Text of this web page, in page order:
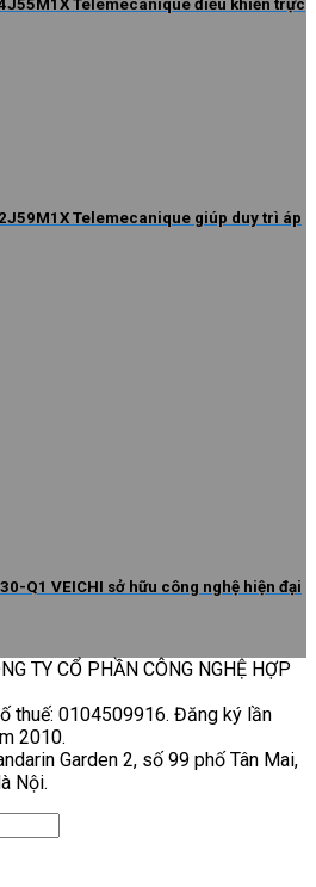
Telemecanique điều khiển trực
Telemecanique giúp duy trì áp
Q1 VEICHI sở hữu công nghệ hiện đại
TY CỔ PHẦN CÔNG NGHỆ HỢP
thuế: 0104509916. Đăng ký lần
2010.
Garden 2, số 99 phố Tân Mai,
Nội.